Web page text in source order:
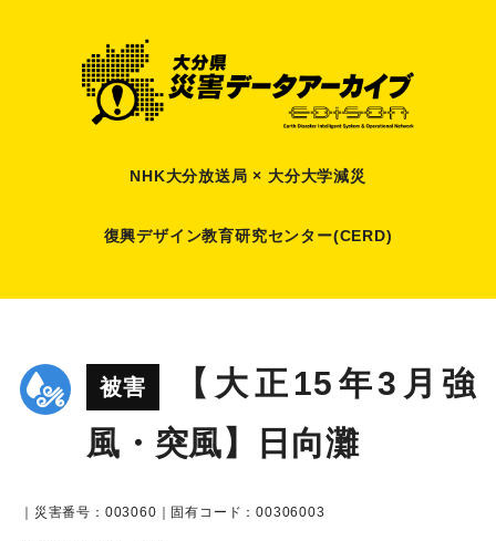
NHK大分放送局 × 大分大学減災
復興デザイン教育研究センター(CERD)
被害
【大正15年3月強
風・突風】日向灘
｜災害番号：003060｜固有コード：00306003